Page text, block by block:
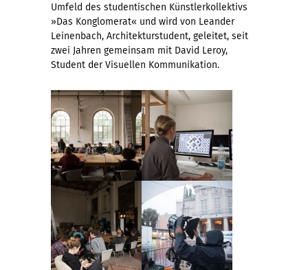
Umfeld des studentischen Künstlerkollektivs
»Das Konglomerat« und wird von Leander
Leinenbach, Architekturstudent, geleitet, seit
zwei Jahren gemeinsam mit David Leroy,
Student der Visuellen Kommunikation.